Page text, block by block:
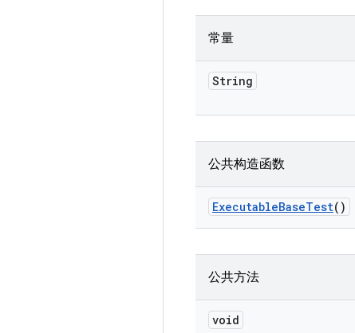
常量
String
公共构造函数
ExecutableBaseTest()
公共方法
void